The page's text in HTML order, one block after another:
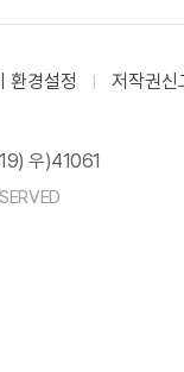
환경설정 저작권신
우)41061